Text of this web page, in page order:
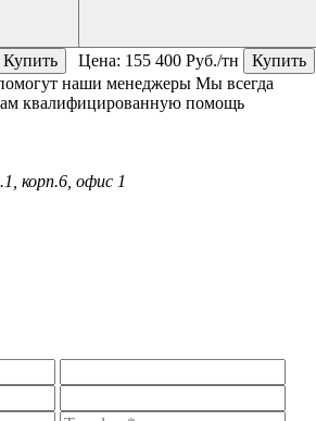
Купить Цена: 155 400 Руб./тн
Купить
помогут наши менеджеры Мы всегда
квалифицированную помощь
корп.6, офис 1